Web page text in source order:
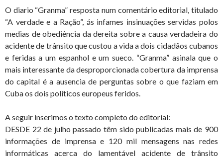
O diario “Granma” resposta num comentário editorial, titulado
“A verdade e a Ração”, ás infames insinuações servidas polos
medias de obediência da dereita sobre a causa verdadeira do
acidente de trânsito que custou a vida a dois cidadãos cubanos
e feridas a um espanhol e um sueco. “Granma” asinala que o
mais interessante da desproporcionada cobertura da imprensa
do capital é a ausencia de perguntas sobre o que faziam em
Cuba os dois políticos europeus feridos.
A seguir inserimos o texto completo do editorial:
DESDE 22 de julho passado têm sido publicadas mais de 900
informações de imprensa e 120 mil mensagens nas redes
informáticas acerca do lamentável acidente de trânsito